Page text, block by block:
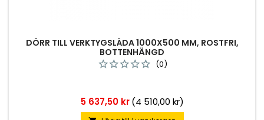
DÖRR TILL VERKTYGSLÅDA 1000X500 MM, ROSTFRI,
BOTTENHÄNGD
(0)
Pris
5 637,50 kr (4 510,00 kr)